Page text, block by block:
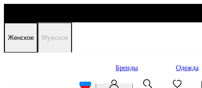
Женское Мужское
Бренды Одежда